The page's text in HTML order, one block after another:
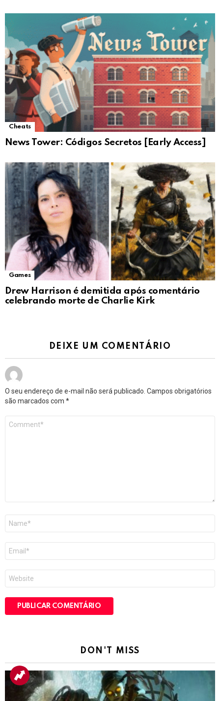
Cheats
News Tower: Códigos Secretos [Early Access]
Games
Drew Harrison é demitida após comentário
celebrando morte de Charlie Kirk
DEIXE UM COMENTÁRIO
O seu endereço de e-mail não será publicado. Campos obrigatórios
são marcados com *
mail
*
DON'T MISS